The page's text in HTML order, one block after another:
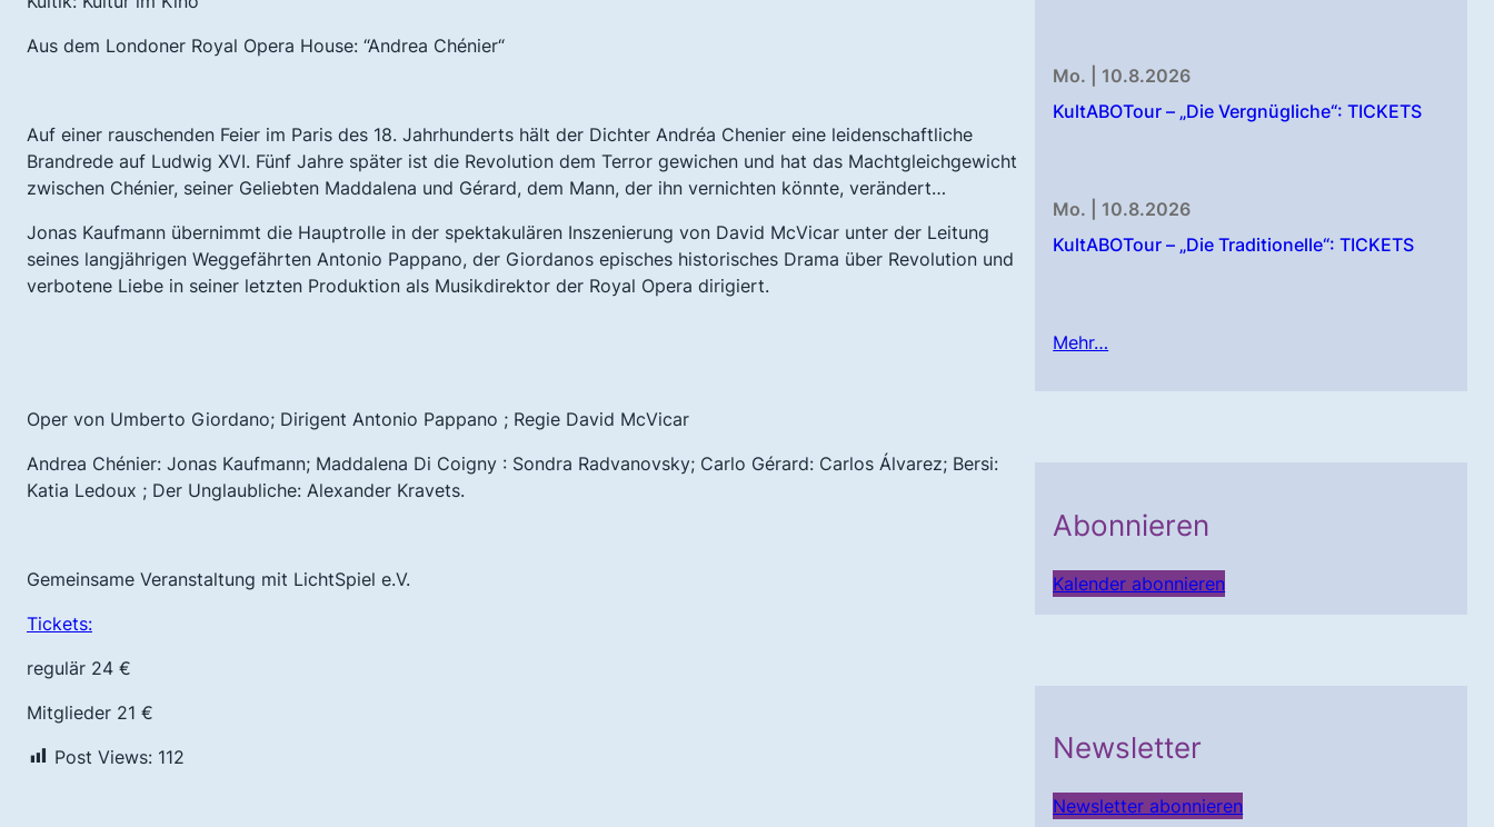
Aus dem Londoner Royal Opera House: “Andrea Chénier“
Auf einer rauschenden Feier im Paris des 18. Jahrhunderts hält der Dichter Andréa Chenier eine leidenschaftliche
Brandrede auf Ludwig XVI. Fünf Jahre später ist die Revolution dem Terror gewichen und hat das Machtgleichgewicht
zwischen Chénier, seiner Geliebten Maddalena und Gérard, dem Mann, der ihn vernichten könnte, verändert…
Jonas Kaufmann übernimmt die Hauptrolle in der spektakulären Inszenierung von David McVicar unter der Leitung
seines langjährigen Weggefährten Antonio Pappano, der Giordanos episches historisches Drama über Revolution und
verbotene Liebe in seiner letzten Produktion als Musikdirektor der Royal Opera dirigiert.
Oper von Umberto Giordano; Dirigent Antonio Pappano ; Regie David McVicar
Andrea Chénier: Jonas Kaufmann; Maddalena Di Coigny : Sondra Radvanovsky; Carlo Gérard: Carlos Álvarez; Bersi:
Katia Ledoux ; Der Unglaubliche: Alexander Kravets.
Gemeinsame Veranstaltung mit LichtSpiel e.V.
Tickets:
regulär 24 €
Mitglieder 21 €
Post Views: 112
Mo. | 10.8.2026
KultABOTour – „Die Vergnügliche“: TICKETS
Mo. | 10.8.2026
KultABOTour – „Die Traditionelle“: TICKETS
Mehr…
Abonnieren
Kalender abonnieren
Newsletter
Newsletter abonnieren